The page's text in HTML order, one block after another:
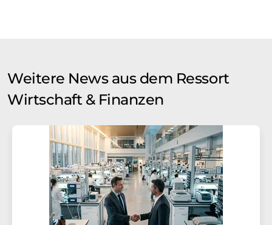
Weitere News aus dem Ressort
Wirtschaft & Finanzen